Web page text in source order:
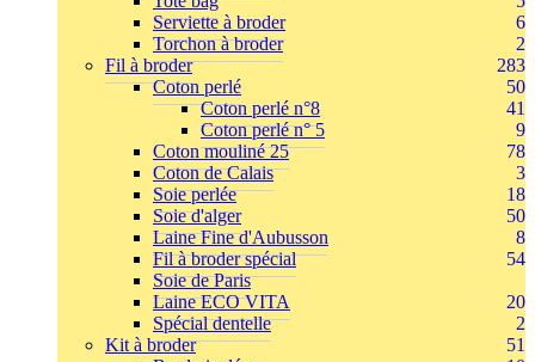
Serviette à broder
6
Torchon à broder
2
Fil à broder
283
Coton perlé
50
Coton perlé n°8
41
Coton perlé n° 5
9
Coton mouliné 25
78
Coton de Calais
3
Soie perlée
18
Soie d'alger
50
Laine Fine d'Aubusson
8
Fil à broder spécial
54
Soie de Paris
Laine ECO VITA
20
Spécial dentelle
2
Kit à broder
51